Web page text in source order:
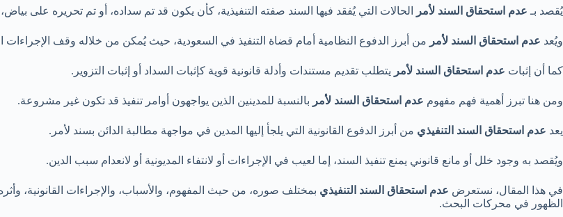
يُقصد بـ عدم استحقاق السند لأمر الحالات التي يُفقد فيها السند صفته التنفيذية، كأن يكون قد تم سداده، أو تم تحريره على
ويُعد عدم استحقاق السند لأمر من أبرز الدفوع النظامية أمام قضاة التنفيذ في السعودية، حيث يُمكن من خلاله وقف الإجراءات
كما أن إثبات عدم استحقاق السند لأمر يتطلب تقديم مستندات وأدلة قانونية قوية كإثبات السداد أو إثبات التزوير.
ومن هنا تبرز أهمية فهم مفهوم عدم استحقاق السند لأمر بالنسبة للمدينين الذين يواجهون أوامر تنفيذ قد تكون غير مشروعة.
يعد عدم استحقاق السند التنفيذي من أبرز الدفوع القانونية التي يلجأ إليها المدين في مواجهة مطالبة الدائن بسند لأمر.
ويُقصد به وجود خلل أو مانع قانوني يمنع تنفيذ السند، إما لعيب في الإجراءات أو لانتفاء المديونية أو لانعدام سبب الدين.
في هذا المقال، نستعرض عدم استحقاق السند التنفيذي بمختلف صوره، من حيث المفهوم، والأسباب، والإجراءات القانونية،
الظهور في محركات البحث.